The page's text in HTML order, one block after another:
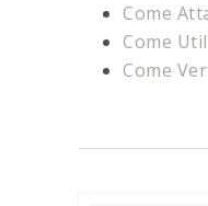
Come
Come
Come